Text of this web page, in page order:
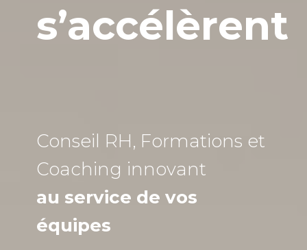
s’accélèrent
Conseil RH, Formations et
Coaching innovant
au service de vos
équipes